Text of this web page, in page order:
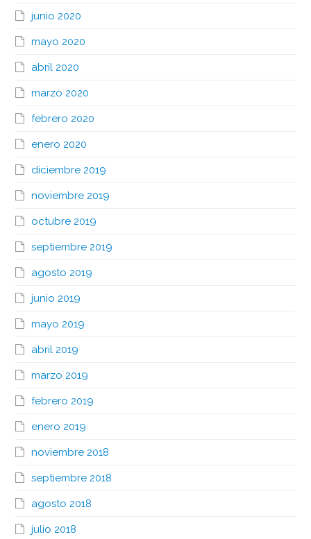
junio 2020
mayo 2020
abril 2020
marzo 2020
febrero 2020
enero 2020
diciembre 2019
noviembre 2019
octubre 2019
septiembre 2019
agosto 2019
junio 2019
mayo 2019
abril 2019
marzo 2019
febrero 2019
enero 2019
noviembre 2018
septiembre 2018
agosto 2018
julio 2018